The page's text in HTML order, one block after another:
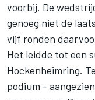
voorbij. De
genoeg niet de
vijf ronden
Het leidde tot een
Hockenheimring.
podium -